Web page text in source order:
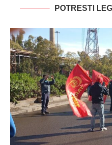
POTRESTI